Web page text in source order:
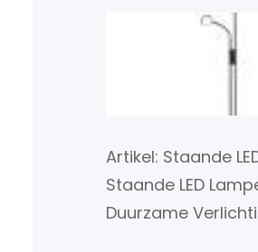
de sfeer in elke…
Artikel: Staande
Staande LED
Duurzame